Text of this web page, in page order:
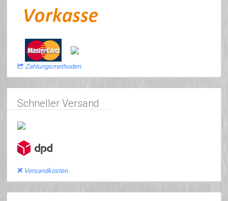
Zahlungsmethoden
Schneller Versand
Versandkosten